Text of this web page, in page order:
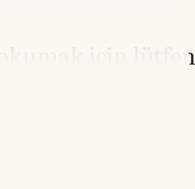
okumak için lütfen